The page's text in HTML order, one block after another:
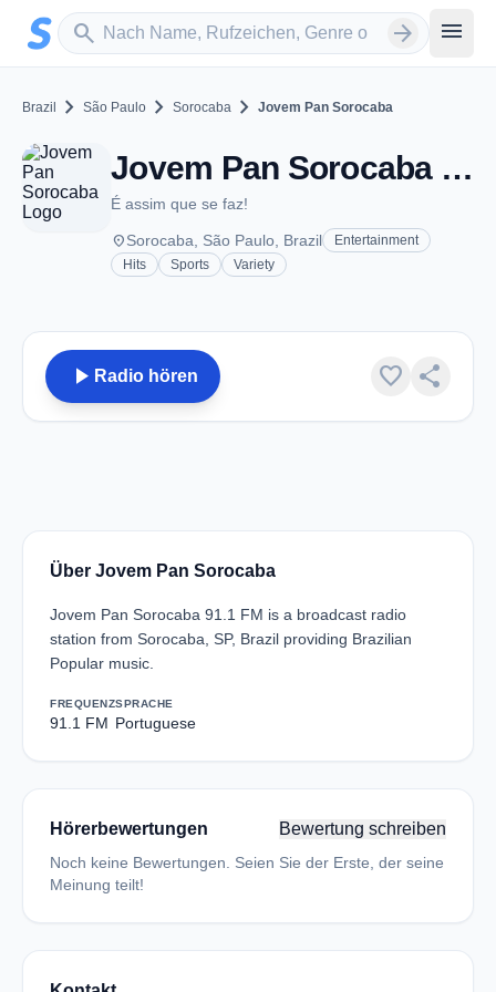
Zum Hauptinhalt springen
search
Sender suchen arrow_forward menu
Brazil chevron_right São Paulo chevron_right Sorocaba chevron_right Jovem Pan Sorocaba
Jovem Pan Sorocaba - FM 91.1 - Sorocaba
É assim que se faz!
placeSorocaba, São Paulo, Brazil
Entertainment
Hits
Sports Variety
play_arrow Radio hören favorite share
Über Jovem Pan Sorocaba
Jovem Pan Sorocaba 91.1 FM is a broadcast radio
station from Sorocaba, SP, Brazil providing Brazilian
Popular music.
FREQUENZ
91.1 FM
SPRACHE
Portuguese
Hörerbewertungen Bewertung schreiben
Noch keine Bewertungen. Seien Sie der Erste, der seine
Meinung teilt!